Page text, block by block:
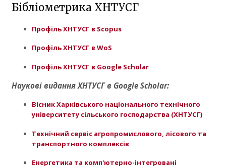
Бібліометрика ХНТУСГ
Профіль ХНТУСГ в Scopus
Профіль ХНТУСГ в WoS
Профіль ХНТУСГ в Google Scholar
Наукові видання ХНТУСГ в Google Scholar:
Вісник Харківського національного технічного
університету сільського господарства (ХНТУСГ)
Технічний сервіс агропромислового, лісового та
транспортного комплексів
Енергетика та комп'ютерно-інтегровані